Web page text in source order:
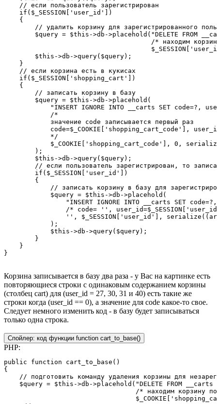
    // если пользователь зарегистрирован
    if($_SESSION['user_id'])
    {
// удалить корзину для зарегистрированного
$query = $this->db->placehold("DELETE FROM
/* находим
        $this->db->query($query);
    }
    // если корзина есть в кукисах
    if($_SESSION['shopping_cart'])
    {
        // записать корзину в базу
        $query = $this->db->placehold(
"INSERT IGNORE INTO __carts SET code=?,
            /*
            значение code записывается первый раз
code=$_COOKIE['shopping_cart_code'],
            */
$_COOKIE['shopping_cart_code'], 0,
        );
        $this->db->query($query);
// если пользователь зарегистрирован, то
        if($_SESSION['user_id'])
        {
// записать корзину в базу для
            $query = $this->db->placehold(
"INSERT IGNORE INTO __carts SET
/* code= '',
'', $_SESSION['user_id'],
            );
            $this->db->query($query);
        }
    }
}
Корзина записывается в базу два раза - у Вас на картинке есть
повторяющиеся строки с одинаковым содержанием корзины
(столбец cart) для (user_id = 27, 30, 31 и 40) есть такие же
строки когда (user_id == 0), а значение для code какое-то свое.
Следует немного изменить код - в базу будет записываться
только одна строка.
Спойлер: код функции function cart_to_base()
PHP:
public function cart_to_base()
{
// подготовить команду удаления корзины для
$query = $this->db->placehold("DELETE FROM __carts
/* находим корзину